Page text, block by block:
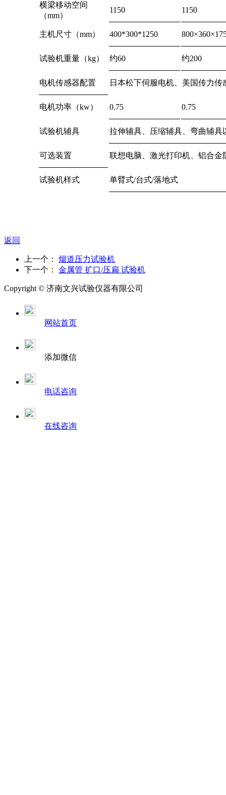
横梁移动空间
（mm）
1150 1150
主机尺寸（mm） 400*300*1250
试验机重量（kg） 约60 约200
电机传感器配置 日本松下伺服电机、美国传力传
电机功率（kw） 0.75 0.75
试验机辅具 拉伸辅具、压缩辅具、弯曲辅
可选装置 联想电脑、激光打印机、铝合金
试验机样式 单臂式/台式/落地式
返回
上一个： 烟道压力试验机
下一个： 金属管 扩口/压扁 试验机
Copyright © 济南文兴试验仪器有限公司
网站首页
添加微信
电话咨询
在线咨询